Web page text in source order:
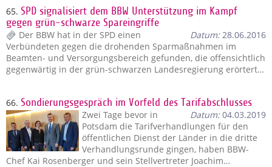
65. SPD signalisiert dem BBW Unterstützung im Kampf
gegen grün-schwarze Spareingriffe
Datum:28.06.2016
Der BBW hat in der SPD einen
Verbündeten gegen die drohenden Sparmaßnahmen im
Beamten- und Versorgungsbereich gefunden, die offensichtlich
gegenwärtig in der grün-schwarzen Landesregierung erörtert…
66. Sondierungsgespräch im Vorfeld des Tarifabschlusses
Datum:04.03.2019
Zwei Tage bevor in
Potsdam die Tarifverhandlungen für den
öffentlichen Dienst der Länder in die dritte
Verhandlungsrunde gingen, haben BBW-
Chef Kai Rosenberger und sein Stellvertreter Joachim…